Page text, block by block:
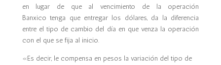
en lugar de que al vencimiento de la operación
Banxico tenga que entregar los dólares, da la diferencia
entre el tipo de cambio del día en que venza la operación
con el que se fija al inicio.
«Es decir, le compensa en pesos la variación del tipo de